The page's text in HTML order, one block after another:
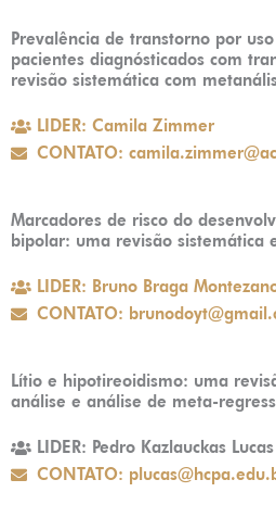
Prevalência de transtorno por
pacientes diagnósticados com
revisão sistemática com
LIDER: Camila Zimmer
CONTATO:
Marcadores de risco do
bipolar: uma revisão sistemática
LIDER: Bruno Braga
CONTATO:
Lítio e hipotireoidismo: uma
análise e análise de meta-
LIDER: Pedro Kazlauckas Lucas
CONTATO: